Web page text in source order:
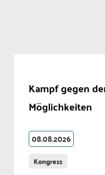
Kampf gegen
Möglichkeiten
08.08.2026
Kongress